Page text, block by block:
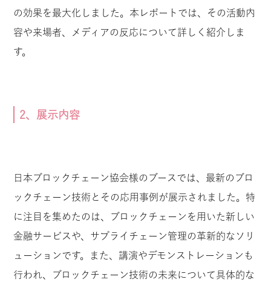
の効果を最大化しました。本レポートでは、その活動内
容や来場者、メディアの反応について詳しく紹介しま
す。
2、展示内容
日本ブロックチェーン協会様のブースでは、最新のブロ
ックチェーン技術とその応用事例が展示されました。特
に注目を集めたのは、ブロックチェーンを用いた新しい
金融サービスや、サプライチェーン管理の革新的なソリ
ューションです。また、講演やデモンストレーションも
行われ、ブロックチェーン技術の未来について具体的な